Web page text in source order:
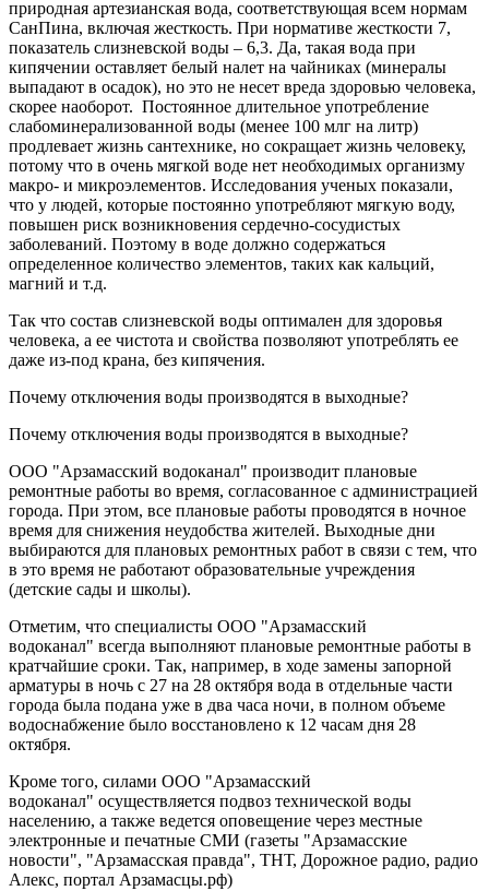
природная артезианская вода, соответствующая всем нормам
СанПина, включая жесткость. При нормативе жесткости 7,
показатель слизневской воды – 6,3. Да, такая вода при
кипячении оставляет белый налет на чайниках (минералы
выпадают в осадок), но это не несет вреда здоровью человека,
скорее наоборот. Постоянное длительное употребление
слабоминерализованной воды (менее 100 млг на литр)
продлевает жизнь сантехнике, но сокращает жизнь человеку,
потому что в очень мягкой воде нет необходимых организму
макро- и микроэлементов. Исследования ученых показали,
что у людей, которые постоянно употребляют мягкую воду,
повышен риск возникновения сердечно-сосудистых
заболеваний. Поэтому в воде должно содержаться
определенное количество элементов, таких как кальций,
магний и т.д.
Так что состав слизневской воды оптимален для здоровья
человека, а ее чистота и свойства позволяют употреблять ее
даже из-под крана, без кипячения.
Почему отключения воды производятся в выходные?
Почему отключения воды производятся в выходные?
ООО "Арзамасский водоканал" производит плановые
ремонтные работы во время, согласованное с администрацией
города. При этом, все плановые работы проводятся в ночное
время для снижения неудобства жителей. Выходные дни
выбираются для плановых ремонтных работ в связи с тем, что
в это время не работают образовательные учреждения
(детские сады и школы).
Отметим, что специалисты ООО "Арзамасский
водоканал" всегда выполняют плановые ремонтные работы в
кратчайшие сроки. Так, например, в ходе замены запорной
арматуры в ночь с 27 на 28 октября вода в отдельные части
города была подана уже в два часа ночи, в полном объеме
водоснабжение было восстановлено к 12 часам дня 28
октября.
Кроме того, силами ООО "Арзамасский
водоканал" осуществляется подвоз технической воды
населению, а также ведется оповещение через местные
электронные и печатные СМИ (газеты "Арзамасские
новости", "Арзамасская правда", ТНТ, Дорожное радио, радио
Алекс, портал Арзамасцы.рф)